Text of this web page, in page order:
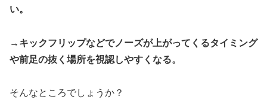
い。
→キックフリップなどでノーズが上がってくるタイミング
や前足の抜く場所を視認しやすくなる。
そんなところでしょうか？